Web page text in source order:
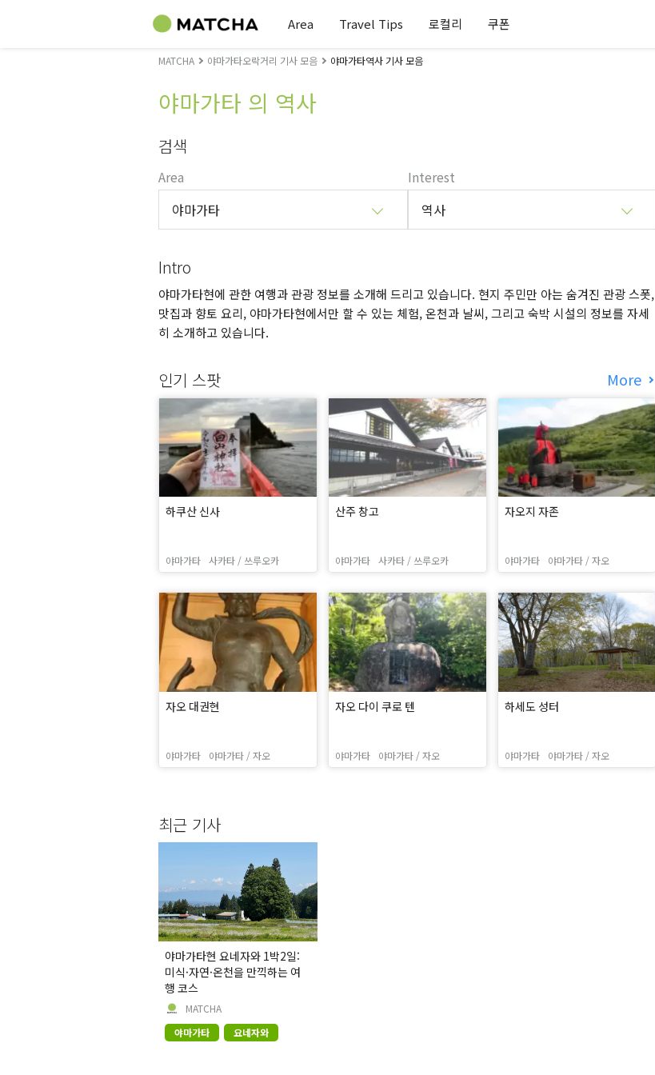
Area Travel Tips 로컬리 쿠폰
MATCHA 야마가타오락거리 기사 모음 야마가타역사 기사 모음
야마가타 의 역사
검색
Area
야마가타
Interest
역사
Intro
야마가타현에 관한 여행과 관광 정보를 소개해 드리고 있습니다. 현지 주민만 아는 숨겨진 관광 스폿,
맛집과 향토 요리, 야마가타현에서만 할 수 있는 체험, 온천과 날씨, 그리고 숙박 시설의 정보를 자세
히 소개하고 있습니다.
인기 스팟 More
하쿠산 신사
야마가타 사카타 / 쓰루오카
산주 창고
야마가타 사카타 / 쓰루오카
자오지 자존
야마가타 야마가타 / 자오
자오 대권현
야마가타 야마가타 / 자오
자오 다이 쿠로 텐
야마가타 야마가타 / 자오
하세도 성터
야마가타 야마가타 / 자오
최근 기사
야마가타현 요네자와 1박2일:
미식·자연·온천을 만끽하는 여
행 코스
MATCHA
야마가타
요네자와